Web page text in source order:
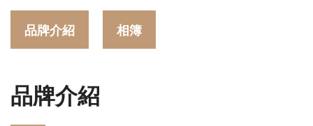
品牌介紹 相簿
品牌介紹